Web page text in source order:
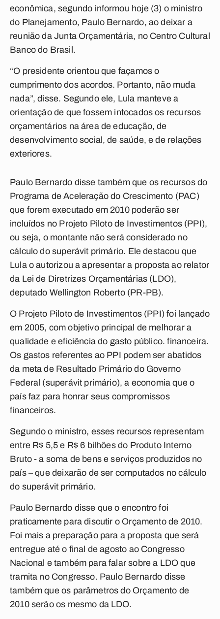
econômica, segundo informou hoje (3) o ministro
do Planejamento, Paulo Bernardo, ao deixar a
reunião da Junta Orçamentária, no Centro Cultural
Banco do Brasil.
“O presidente orientou que façamos o
cumprimento dos acordos. Portanto, não muda
nada”, disse. Segundo ele, Lula manteve a
orientação de que fossem intocados os recursos
orçamentários na área de educação, de
desenvolvimento social, de saúde, e de relações
exteriores.
Paulo Bernardo disse também que os recursos do
Programa de Aceleração do Crescimento (PAC)
que forem executado em 2010 poderão ser
incluídos no Projeto Piloto de Investimentos (PPI),
ou seja, o montante não será considerado no
cálculo do superávit primário. Ele destacou que
Lula o autorizou a apresentar a proposta ao relator
da Lei de Diretrizes Orçamentárias (LDO),
deputado Wellington Roberto (PR-PB).
O Projeto Piloto de Investimentos (PPI) foi lançado
em 2005, com objetivo principal de melhorar a
qualidade e eficiência do gasto público. financeira.
Os gastos referentes ao PPI podem ser abatidos
da meta de Resultado Primário do Governo
Federal (superávit primário), a economia que o
país faz para honrar seus compromissos
financeiros.
Segundo o ministro, esses recursos representam
entre R$ 5,5 e R$ 6 bilhões do Produto Interno
Bruto - a soma de bens e serviços produzidos no
país – que deixarão de ser computados no cálculo
do superávit primário.
Paulo Bernardo disse que o encontro foi
praticamente para discutir o Orçamento de 2010.
Foi mais a preparação para a proposta que será
entregue até o final de agosto ao Congresso
Nacional e também para falar sobre a LDO que
tramita no Congresso. Paulo Bernardo disse
também que os parâmetros do Orçamento de
2010 serão os mesmo da LDO.